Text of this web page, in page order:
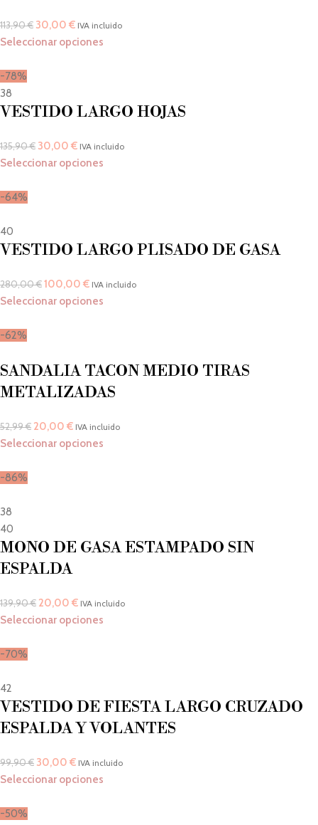
113,90€ 30,00 € IVA incluido
Seleccionar opciones
-78%
38
VESTIDO LARGO HOJAS
135,90€ 30,00 € IVA incluido
Seleccionar opciones
-64%
40
VESTIDO LARGO PLISADO DE GASA
280,00€100,00 € IVA incluido
Seleccionar opciones
-62%
SANDALIA TACON MEDIO TIRAS
METALIZADAS
52,99€ 20,00 € IVA incluido
Seleccionar opciones
-86%
38
40
MONO DE GASA ESTAMPADO SIN
ESPALDA
139,90€ 20,00 € IVA incluido
Seleccionar opciones
-70%
42
VESTIDO DE FIESTA LARGO CRUZADO
ESPALDA Y VOLANTES
99,90€ 30,00 € IVA incluido
Seleccionar opciones
-50%